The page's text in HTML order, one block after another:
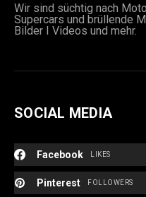
Wir sind süchtig nach
Supercars und brüllende
Bilder I Videos und mehr.
SOCIAL MEDIA
Facebook LIKES
Pinterest FOLLOWERS